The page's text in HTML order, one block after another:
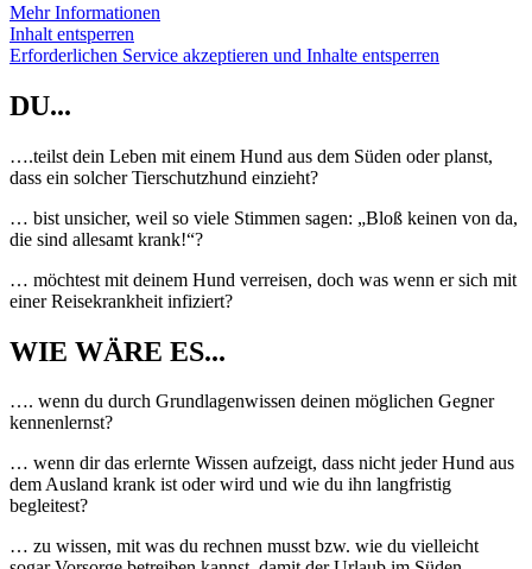
Mehr Informationen
Inhalt entsperren
Erforderlichen Service akzeptieren und Inhalte entsperren
DU...
….teilst dein Leben mit einem Hund aus dem Süden oder planst,
dass ein solcher Tierschutzhund einzieht?
… bist unsicher, weil so viele Stimmen sagen: „Bloß keinen von da,
die sind allesamt krank!“?
… möchtest mit deinem Hund verreisen, doch was wenn er sich mit
einer Reisekrankheit infiziert?
WIE WÄRE ES...
…. wenn du durch Grundlagenwissen deinen möglichen Gegner
kennenlernst?
… wenn dir das erlernte Wissen aufzeigt, dass nicht jeder Hund aus
dem Ausland krank ist oder wird und wie du ihn langfristig
begleitest?
… zu wissen, mit was du rechnen musst bzw. wie du vielleicht